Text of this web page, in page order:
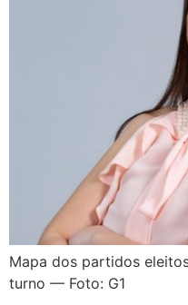
Mapa dos partidos
turno — Foto: G1